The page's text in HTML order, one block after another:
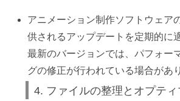
アニメーション制作ソフトウェア
供されるアップデートを定期的に
最新のバージョンでは、パフォー
グの修正が行われている場合があ
4. ファイルの整理とオプテ